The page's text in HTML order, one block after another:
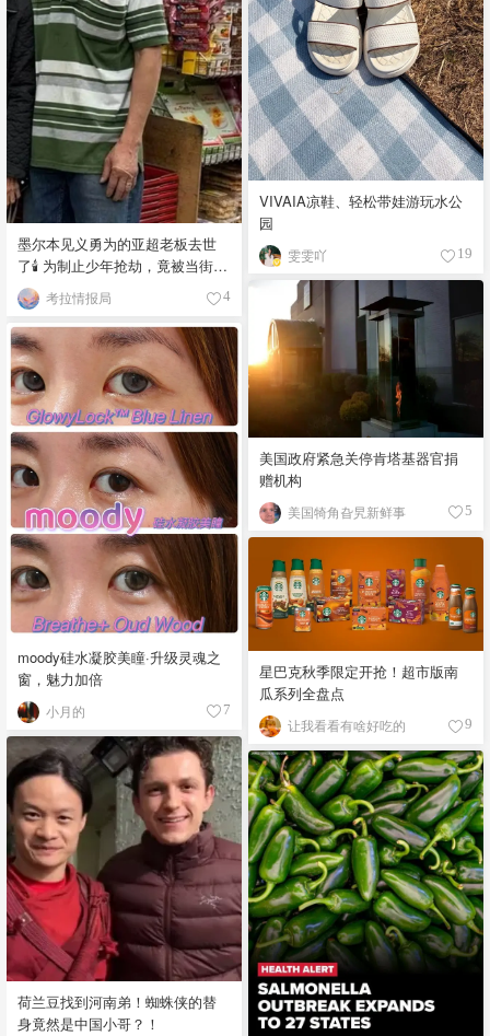
VIVAIA凉鞋、轻松带娃游玩水公
园
雯雯吖 19
墨尔本见义勇为的亚超老板去世
了🕯️ 为制止少年抢劫，竟被当街围
殴致死！考拉情报局 4
美国政府紧急关停肯塔基器官捐
赠机构
美国犄角旮旯新鲜事 5
moody硅水凝胶美瞳·升级灵魂之
窗，魅力加倍
小月的 7
星巴克秋季限定开抢！超市版南
瓜系列全盘点
让我看看有啥好吃的 9
荷兰豆找到河南弟！蜘蛛侠的替
身竟然是中国小哥？！